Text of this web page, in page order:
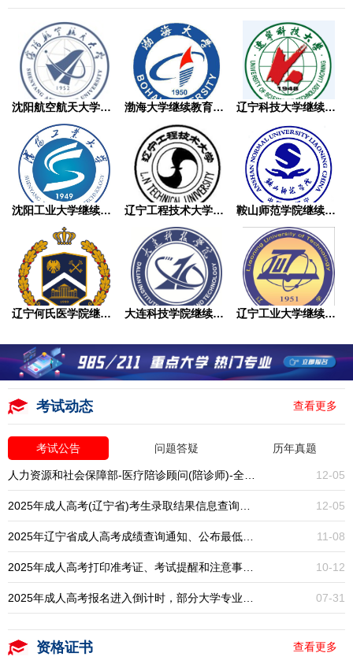
沈阳航空航天大学继续教育学院成人高考 渤海大学继续教育学院成人高考 辽宁科技大学继续教育学院成人高考
沈阳工业大学继续教育学院成人高考 辽宁工程技术大学继续教育学院成人高考 鞍山师范学院继续教育学院成人高考
辽宁何氏医学院继续教育学院成人高考 大连科技学院继续教育学院成人高考 辽宁工业大学继续教育学院成人高考
考试动态 查看更多
考试公告 问题答疑 历年真题
12-05
12-05
11-08
10-12
07-31
资格证书 查看更多